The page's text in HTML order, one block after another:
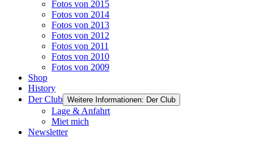
Fotos von 2015
Fotos von 2014
Fotos von 2013
Fotos von 2012
Fotos von 2011
Fotos von 2010
Fotos von 2009
Shop
History
Der Club Weitere Informationen: Der Club
Lage & Anfahrt
Miet mich
Newsletter